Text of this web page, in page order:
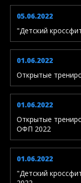
05.06.2022
"Детский
01.06.2022
Открытые
01.06.2022
Открытые
ОФП 2022
01.06.2022
"Детский